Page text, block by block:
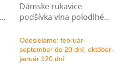
Dámske rukavice
podšívka vlna polodlhé
farby
Odosielame: február-
september do 20 dní, október-
január 120 dní